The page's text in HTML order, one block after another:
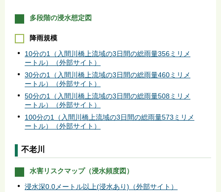
多段階の浸水想定図
降雨規模
10分の1（入間川橋上流域の3日間の総雨量356ミリメ
ートル）（外部サイト）
30分の1（入間川橋上流域の3日間の総雨量460ミリメ
ートル）（外部サイト）
50分の1（入間川橋上流域の3日間の総雨量508ミリメ
ートル）（外部サイト）
100分の1（入間川橋上流域の3日間の総雨量573ミリメ
ートル）（外部サイト）
不老川
水害リスクマップ（浸水頻度図）
浸水深0.0メートル以上(浸水あり)（外部サイト）